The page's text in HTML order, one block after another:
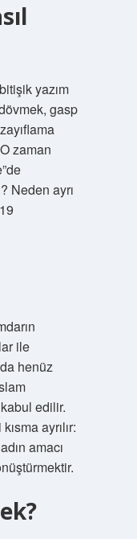
yazım
gasp
zaman
Neden ayrı
ile
henüz
edilir.
ayrılır:
amacı